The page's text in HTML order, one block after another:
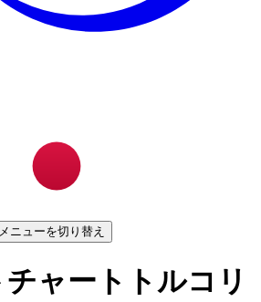
メニューを切り替え
ャートトルコリ